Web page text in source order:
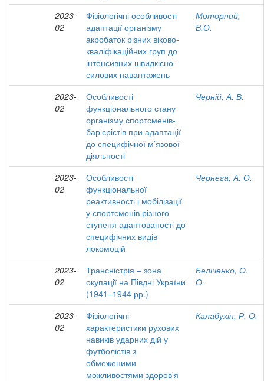
2023-
02
Фізіологічні особливості
адаптації організму
акробаток різних віково-
кваліфікаційних груп до
інтенсивних швидкісно-
силових навантажень
Моторний,
В.О.
2023-
02
Особливості
функціонального стану
організму спортсменів-
бар’єрістів при адаптації
до специфічної м’язової
діяльності
Черній, А. В.
2023-
02
Особливості
функціональної
реактивності і мобілізації
у спортсменів різного
ступеня адаптованості до
специфічних видів
локомоцій
Чернега, А. О.
2023-
02
Трансністрія – зона
окупації на Півдні України
(1941–1944 рр.)
Беліченко, О.
О.
2023-
02
Фізіологічні
характеристики рухових
навиків ударних дій у
футболістів з
обмеженими
можливостями здоров'я
Калабухін, Р. О.